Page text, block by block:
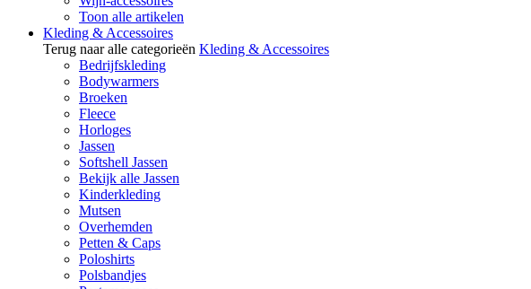
Toon alle artikelen
Kleding & Accessoires
Terug naar alle categorieën Kleding & Accessoires
Bedrijfskleding
Bodywarmers
Broeken
Fleece
Horloges
Jassen
Softshell Jassen
Bekijk alle Jassen
Kinderkleding
Mutsen
Overhemden
Petten & Caps
Poloshirts
Polsbandjes